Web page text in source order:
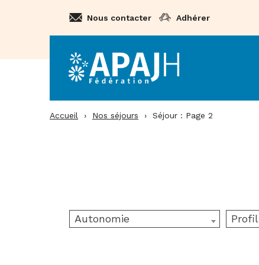
Nous contacter Adhérer
Accueil › Nos séjours › Séjour : Page 2
Autonomie Profil